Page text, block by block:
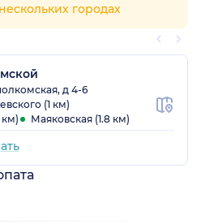
городах
д 4-6
(1 км)
км)
Маяковская (1.8 км)